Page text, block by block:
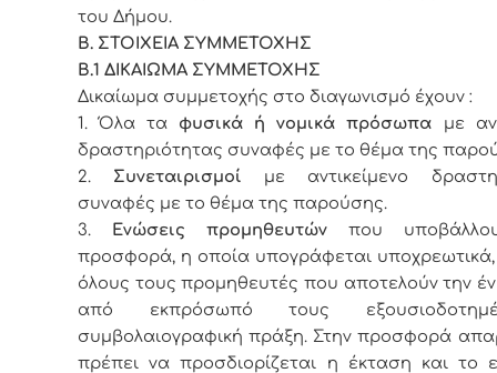
του Δήμου.
Β. ΣΤΟΙΧΕΙΑ ΣΥΜΜΕΤΟΧΗΣ
Β.1 ΔΙΚΑΙΩΜΑ ΣΥΜΜΕΤΟΧΗΣ
Δικαίωμα συμμετοχής στο διαγωνισμό έχουν :
1. Όλα τα φυσικά ή νομικά πρόσωπα με
δραστηριότητας συναφές με το θέμα της
2. Συνεταιρισμοί με αντικείμενο
συναφές με το θέμα της παρούσης.
3.
Ενώσεις προμηθευτών που
προσφορά, η οποία υπογράφεται υποχρεωτικά,
όλους τους προμηθευτές που αποτελούν την
από εκπρόσωπό τους
συμβολαιογραφική πράξη. Στην προσφορά
πρέπει να προσδιορίζεται η έκταση και το